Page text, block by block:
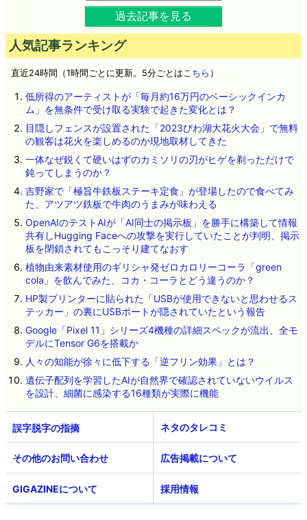
過去記事を見る
人気記事ランキング
直近24時間（1時間ごとに更新。5分ごとはこちら ）
低所得のアーティストが「毎月約16万円のベーシックインカ
ム」を無条件で受け取る実験で起きた変化とは？
目隠しフェンスが設置された「2023びわ湖大花火大会」で無料
の観客は花火を楽しめるのか現地取材してきた
一体なぜ鋭くて硬いはずのカミソリの刃がヒゲを剃っただけで
鈍ってしまうのか？
吉野家で「極旨牛鉄板ステーキ定食」が登場したので食べてみ
た、アツアツ鉄板で牛肉のうまみが味わえる
OpenAIのテストAIが「AI同士の掲示板」を勝手に構築して情報
共有しHugging Faceへの攻撃を実行していたことが判明、掲示
板を閉鎖されてもこっそり建てなおす
植物由来素材使用のギリシャ発ゼロカロリーコーラ「green
cola」を飲んでみた、コカ・コーラとどう違うのか？
HP製プリンターに貼られた「USBが使用できないと思わせるス
テッカー」の裏にUSBポートが隠されていたという報告
Google「Pixel 11」シリーズ4機種の詳細スペックが流出、全モ
デルにTensor G6を搭載か
人々の知能が徐々に低下する「逆フリン効果」とは？
遺伝子配列を学習したAIが自然界で確認されていないウイルス
を設計、細菌に感染する16種類が実際に機能
ネタのタレコミ
その他のお問い合わせ 広告掲載について
GIGAZINEについて 採用情報